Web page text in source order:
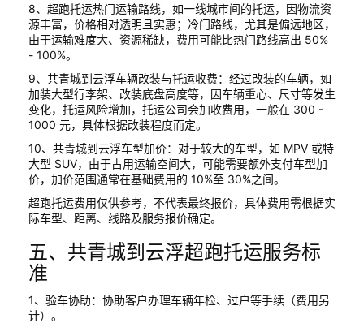
8、超跑托运热门运输路线，如一线城市间的托运，因物流资
源丰富，价格相对透明且实惠；冷门路线，尤其是偏远地区，
由于运输难度大、资源稀缺，费用可能比热门路线高出 50%
- 100%。
9、共青城到云浮车辆改装与托运收费：经过改装的车辆，如
加装大型行李架、改装底盘高度等，因车辆重心、尺寸等发生
变化，托运风险增加，托运公司会加收费用，一般在 300 -
1000 元，具体根据改装程度而定。
10、共青城到云浮车型加价：对于较大的车型，如 MPV 或特
大型 SUV，由于占用运输空间大，可能需要额外支付车型加
价，加价范围通常在基础费用的 10%至 30%之间。
超跑托运费用仅供参考，不代表最终报价，具体费用需根据实
际车型、距离、线路及服务报价确定。
五、共青城到云浮超跑托运服务标
准
1、验车协助：协助客户办理车辆年检、过户等手续（费用另
计）。